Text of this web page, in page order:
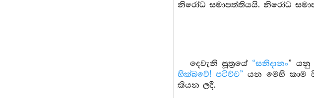
නිරෝධ සමාපත්තියයි. නිරෝධ
දෙවැනි සූත්‍රයේ “සනිදානං” යනු
භික්ඛවේ! පටිච්ච” යන මෙහි කාම
කියන ලදී.